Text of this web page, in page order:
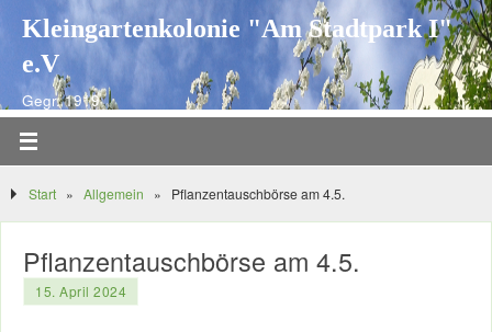
Kleingartenkolonie "Am Stadtpark I"
e.V
Gegr. 1919
Start » Allgemein » Pflanzentauschbörse am 4.5.
Pflanzentauschbörse am 4.5.
15. April 2024